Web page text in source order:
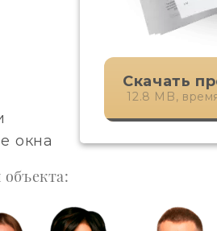
Скачать
12.8 MB,
окна